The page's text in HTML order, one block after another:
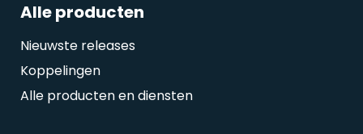
Alle producten
Nieuwste releases
Koppelingen
Alle producten en diensten